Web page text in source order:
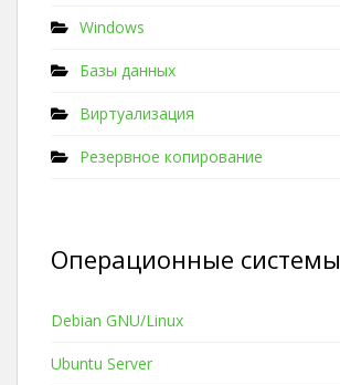
Windows
Базы данных
Виртуализация
Резервное копирование
Операционные системы
Debian GNU/Linux
Ubuntu Server